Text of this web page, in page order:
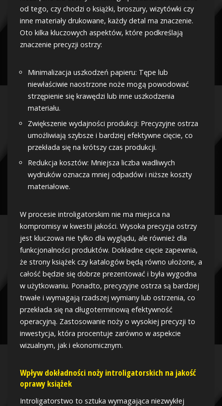
od tego, czy chodzi o książki, broszury, wizytówki czy
inne materiały drukowane, każdy detal ma znaczenie.
Oto kilka kluczowych aspektów, które podkreślają
znaczenie precyzji ostrzy:
Minimalizacja uszkodzeń papieru: Tępe lub
niewłaściwie naostrzone noże mogą powodować
strzępienie się krawędzi lub inne uszkodzenia
materiału.
Zwiększenie wydajności produkcji: Precyzyjne ostrza
umożliwiają szybsze i bardziej efektywne cięcie, co
przekłada się na krótszy czas produkcji.
Redukcja kosztów: Mniejsza liczba wadliwych
wydruków oznacza mniej odpadów i niższe koszty
materiałowe.
W procesie introligatorskim nie ma miejsca na
kompromisy w kwestii jakości. Wysoka precyzja ostrzy
jest kluczowa nie tylko dla wyglądu, ale również dla
funkcjonalności produktów. Dokładne cięcie zapewnia,
że strony książek czy katalogów będą równo ułożone, a
całość będzie się dobrze prezentować i była wygodna
w użytkowaniu. Ponadto, precyzyjne ostrza są bardziej
trwałe i wymagają rzadszej wymiany lub ostrzenia, co
przekłada się na długoterminową efektywność
operacyjną. Zastosowanie noży o wysokiej precyzji to
inwestycja, która procentuje zarówno w aspekcie
wizualnym, jak i ekonomicznym.
Wpływ dokładności noży introligatorskich na jakość
oprawy książek
Introligatorstwo to sztuka wymagająca niezwykłej